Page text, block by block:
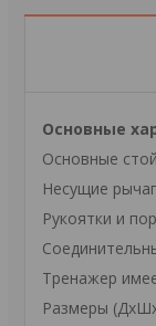
Основные
Основные
Несущие
Рукоятки и
Тренажер
Размеры